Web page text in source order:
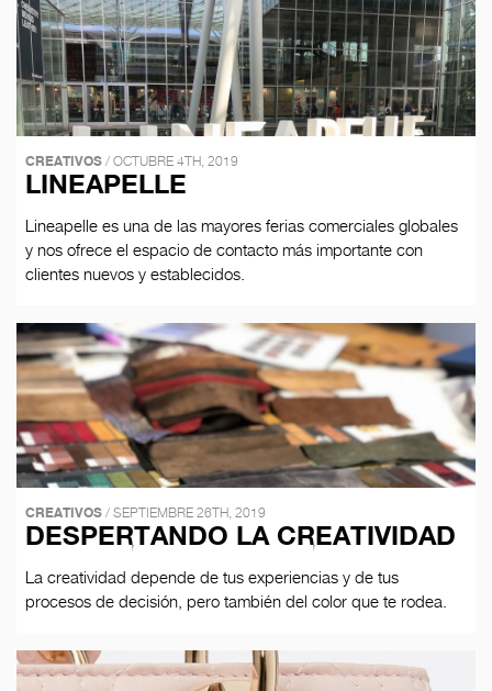
CREATIVOS / OCTUBRE 4TH, 2019
LINEAPELLE
Lineapelle es una de las mayores ferias comerciales globales
y nos ofrece el espacio de contacto más importante con
clientes nuevos y establecidos.
CREATIVOS / SEPTIEMBRE 26TH, 2019
DESPERTANDO LA CREATIVIDAD
La creatividad depende de tus experiencias y de tus
procesos de decisión, pero también del color que te rodea.